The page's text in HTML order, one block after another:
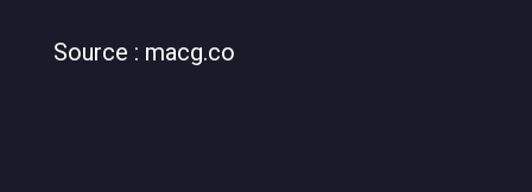
Source : macg.co